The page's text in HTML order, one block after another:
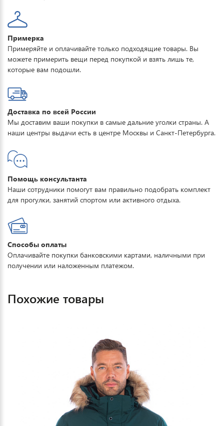
Примерка
Примеряйте и оплачивайте только подходящие товары. Вы
можете примерить вещи перед покупкой и взять лишь те,
которые вам подошли.
Доставка по всей России
Мы доставим ваши покупки в самые дальние уголки страны. А
наши центры выдачи есть в центре Москвы и Санкт-Петербурга.
Помощь консультанта
Наши сотрудники помогут вам правильно подобрать комплект
для прогулки, занятий спортом или активного отдыха.
Способы оплаты
Оплачивайте покупки банковскими картами, наличными при
получении или наложенным платежом.
Похожие товары